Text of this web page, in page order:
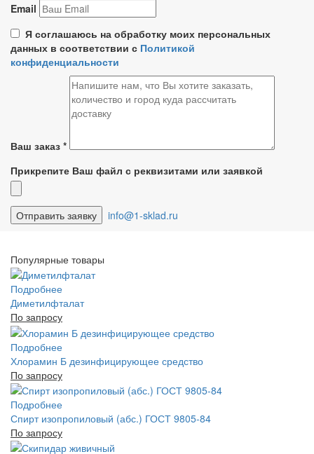
Email
Я соглашаюсь на обработку моих персональных
данных в соответствии с Политикой
конфиденциальности
Ваш заказ *
Прикрепите Ваш файл с реквизитами или заявкой
info@1-sklad.ru
Популярные товары
Подробнее
Диметилфталат
По запросу
Подробнее
Хлорамин Б дезинфицирующее средство
По запросу
Подробнее
Спирт изопропиловый (абс.) ГОСТ 9805-84
По запросу